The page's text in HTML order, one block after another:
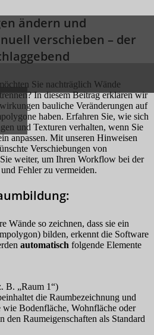
ändern und
verschieben – der
Sie nachträglich Wände
In diesem Beitrag erklären wir
bauliche Veränderungen auf
haben. Erfahren Sie, wie sich
und Texturen verhalten, wenn Sie
anpassen. Mit unseren Hinweisen
Verschiebungen von
weiter, um Ihren Workflow bei der
Fehler zu vermeiden.
Wände so zeichnen, dass sie ein
bilden, erkennt die Software
automatisch folgende Elemente
B. „Raum 1“)
die Raumbezeichnung und
Bodenfläche, Wohnfläche oder
den Raumeigenschaften als Standard